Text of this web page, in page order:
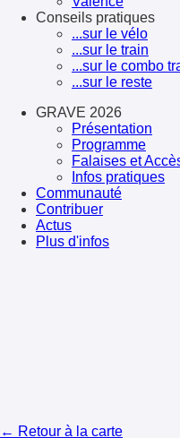
Conseils pratiques
...sur le vélo
...sur le train
...sur le combo
...sur le reste
GRAVE 2026
Présentation
Programme
Falaises et
Infos pratiques
Communauté
Contribuer
Actus
Plus d'infos
← Retour à la carte